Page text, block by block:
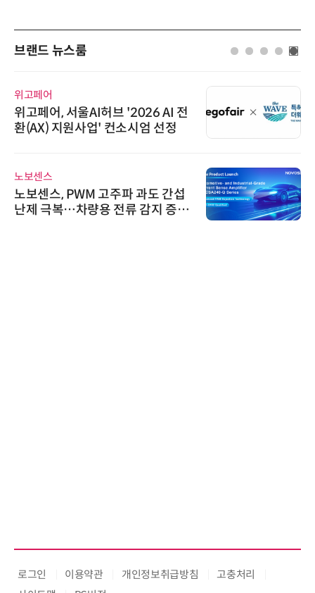
브랜드 뉴스룸
위고페어
위고페어, 서울AI허브 '2026 AI 전
환(AX) 지원사업' 컨소시엄 선정
노보센스
노보센스, PWM 고주파 과도 간섭
난제 극복…차량용 전류 감지 증폭
로그인 이용약관 개인정보취급방침
고충처리